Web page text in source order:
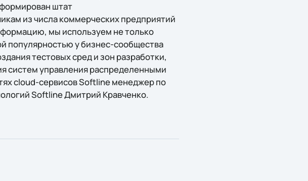
штат
из числа коммерческих предприятий
мы используем не только
популярностью у бизнес-сообщества
тестовых сред и зон разработки,
систем управления распределенными
cloud-сервисов Softline менеджер по
Softline Дмитрий Кравченко.